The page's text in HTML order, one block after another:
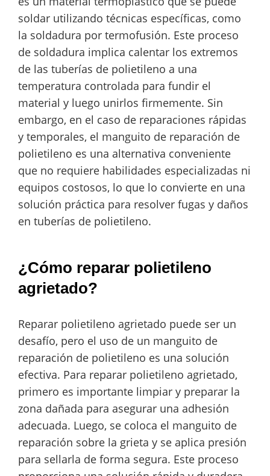
soldar utilizando técnicas específicas, como
la soldadura por termofusión. Este proceso
de soldadura implica calentar los extremos
de las tuberías de polietileno a una
temperatura controlada para fundir el
material y luego unirlos firmemente. Sin
embargo, en el caso de reparaciones rápidas
y temporales, el manguito de reparación de
polietileno es una alternativa conveniente
que no requiere habilidades especializadas ni
equipos costosos, lo que lo convierte en una
solución práctica para resolver fugas y daños
en tuberías de polietileno.
¿Cómo reparar polietileno
agrietado?
Reparar polietileno agrietado puede ser un
desafío, pero el uso de un manguito de
reparación de polietileno es una solución
efectiva. Para reparar polietileno agrietado,
primero es importante limpiar y preparar la
zona dañada para asegurar una adhesión
adecuada. Luego, se coloca el manguito de
reparación sobre la grieta y se aplica presión
para sellarla de forma segura. Este proceso